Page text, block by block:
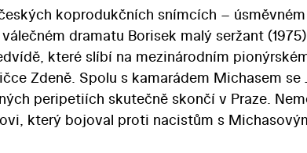
koprodukčních snímcích – úsměvném
dramatu Borisek malý seržant
které slíbí na mezinárodním
Zdeně. Spolu s kamarádem Michasem se
peripetiích skutečně skončí v Praze.
který bojoval proti nacistům s